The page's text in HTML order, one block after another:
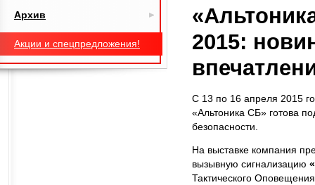
2015:
С 13 по 16 апреля 2015
«Альтоника СБ» готова
безопасности.
На выставке компания
вызывную сигнализацию
Тактического
Архив
Акции и спецпредложения!